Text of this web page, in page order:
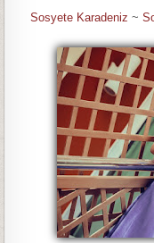
Sosyete Karadeniz ~